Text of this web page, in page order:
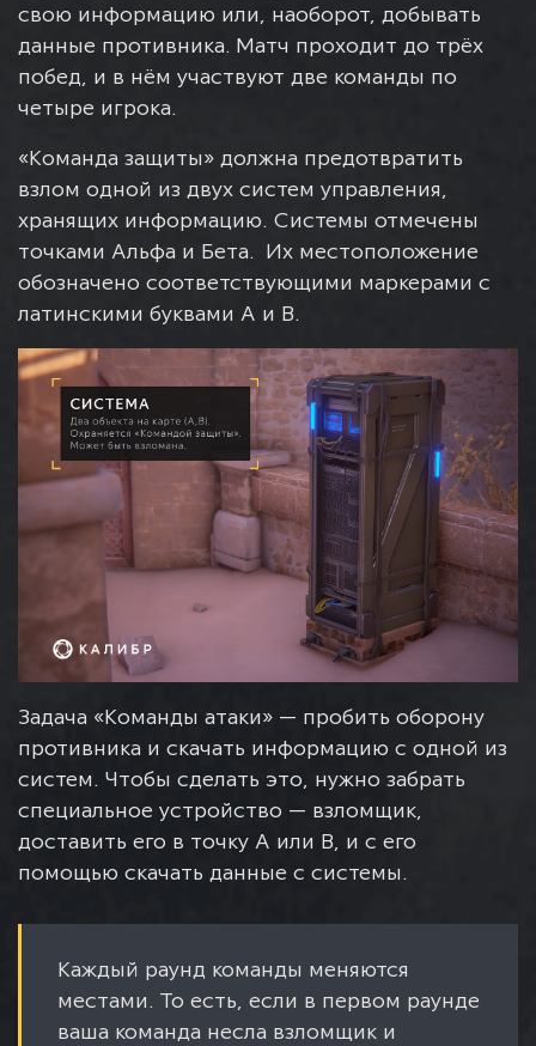
свою информацию или, наоборот, добывать
данные противника. Матч проходит до трёх
побед, и в нём участвуют две команды по
четыре игрока.
«Команда защиты» должна предотвратить
взлом одной из двух систем управления,
хранящих информацию. Системы отмечены
точками Альфа и Бета. Их местоположение
обозначено соответствующими маркерами с
латинскими буквами А и B.
Задача «Команды атаки» — пробить оборону
противника и скачать информацию с одной из
систем. Чтобы сделать это, нужно забрать
специальное устройство — взломщик,
доставить его в точку А или В, и с его
помощью скачать данные с системы.
Каждый раунд команды меняются
местами. То есть, если в первом раунде
ваша команда несла взломщик и